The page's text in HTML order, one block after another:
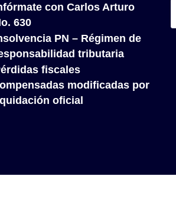
con Carlos Arturo
630
PN – Régimen de
tributaria
fiscales
modificadas por
oficial